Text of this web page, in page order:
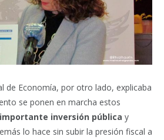
de Economía, por otro lado, explicaba
se ponen en marcha estos
importante inversión pública y
lo hace sin subir la presión fiscal a